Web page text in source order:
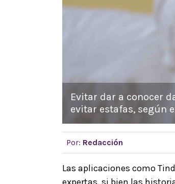
Evitar dar a conocer
evitar estafas, según
Por: Redacción
Las aplicaciones como